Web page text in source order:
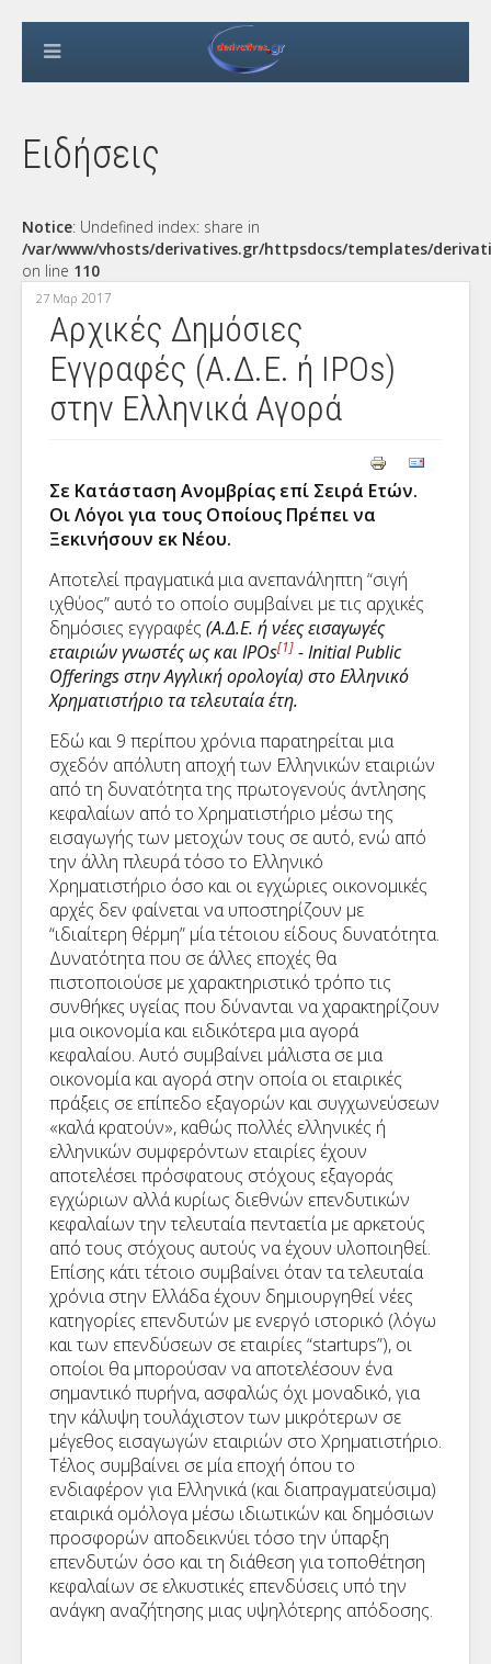
Ειδήσεις
Notice: Undefined index: share in
/var/www/vhosts/derivatives.gr/httpsdocs/templates/
on line 110
27 Μαρ 2017
Αρχικές Δημόσιες
Εγγραφές (Α.Δ.Ε. ή IPOs)
στην Ελληνικά Αγορά
Σε Κατάσταση Ανομβρίας επί Σειρά Ετών.
Οι Λόγοι για τους Οποίους Πρέπει να
Ξεκινήσουν εκ Νέου.
Αποτελεί πραγματικά μια ανεπανάληπτη “σιγή
ιχθύος” αυτό το οποίο συμβαίνει με τις αρχικές
δημόσιες εγγραφές (Α.Δ.Ε. ή νέες εισαγωγές
εταιριών γνωστές ως και IPOs[1] - Initial Public
Offeringsστην Αγγλική ορολογία) στο Ελληνικό
Χρηματιστήριο τα τελευταία έτη.
Εδώ και 9 περίπου χρόνια παρατηρείται μια
σχεδόν απόλυτη αποχή των Ελληνικών εταιριών
από τη δυνατότητα της πρωτογενούς άντλησης
κεφαλαίων από το Χρηματιστήριο μέσω της
εισαγωγής των μετοχών τους σε αυτό, ενώ από
την άλλη πλευρά τόσο το Ελληνικό
Χρηματιστήριο όσο και οι εγχώριες οικονομικές
αρχές δεν φαίνεται να υποστηρίζουν με
“ιδιαίτερη θέρμη” μία τέτοιου είδους δυνατότητα.
Δυνατότητα που σε άλλες εποχές θα
πιστοποιούσε με χαρακτηριστικό τρόπο τις
συνθήκες υγείας που δύνανται να χαρακτηρίζουν
μια οικονομία και ειδικότερα μια αγορά
κεφαλαίου. Αυτό συμβαίνει μάλιστα σε μια
οικονομία και αγορά στην οποία οι εταιρικές
πράξεις σε επίπεδο εξαγορών και συγχωνεύσεων
«καλά κρατούν», καθώς πολλές ελληνικές ή
ελληνικών συμφερόντων εταιρίες έχουν
αποτελέσει πρόσφατους στόχους εξαγοράς
εγχώριων αλλά κυρίως διεθνών επενδυτικών
κεφαλαίων την τελευταία πενταετία με αρκετούς
από τους στόχους αυτούς να έχουν υλοποιηθεί.
Επίσης κάτι τέτοιο συμβαίνει όταν τα τελευταία
χρόνια στην Ελλάδα έχουν δημιουργηθεί νέες
κατηγορίες επενδυτών με ενεργό ιστορικό (λόγω
και των επενδύσεων σε εταιρίες “startups”), οι
οποίοι θα μπορούσαν να αποτελέσουν ένα
σημαντικό πυρήνα, ασφαλώς όχι μοναδικό, για
την κάλυψη τουλάχιστον των μικρότερων σε
μέγεθος εισαγωγών εταιριών στο Χρηματιστήριο.
Τέλος συμβαίνει σε μία εποχή όπου το
ενδιαφέρον για Ελληνικά (και διαπραγματεύσιμα)
εταιρικά ομόλογα μέσω ιδιωτικών και δημόσιων
προσφορών αποδεικνύει τόσο την ύπαρξη
επενδυτών όσο και τη διάθεση για τοποθέτηση
κεφαλαίων σε ελκυστικές επενδύσεις υπό την
ανάγκη αναζήτησης μιας υψηλότερης απόδοσης.